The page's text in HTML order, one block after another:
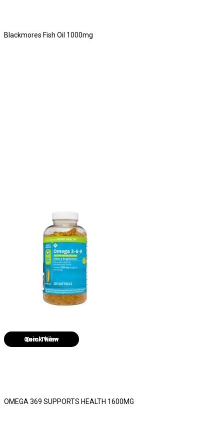
Blackmores Fish Oil 1000mg
Quick View
OMEGA 369 SUPPORTS HEALTH 1600MG